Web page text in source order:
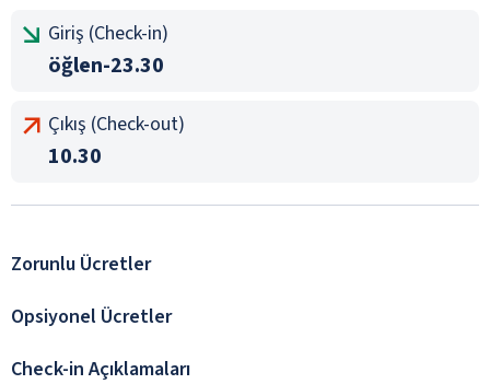
Giriş (Check-in)
öğlen-23.30
Çıkış (Check-out)
10.30
Zorunlu Ücretler
Opsiyonel Ücretler
Check-in Açıklamaları